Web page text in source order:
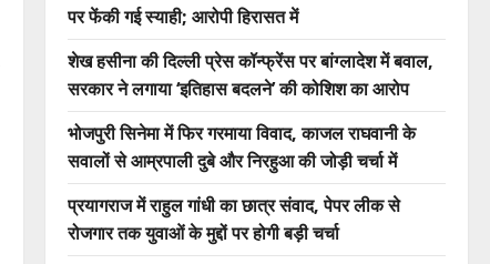
पर फेंकी गई स्याही; आरोपी हिरासत में
शेख हसीना की दिल्ली प्रेस कॉन्फ्रेंस पर बांग्लादेश में बवाल,
सरकार ने लगाया ‘इतिहास बदलने’ की कोशिश का आरोप
भोजपुरी सिनेमा में फिर गरमाया विवाद, काजल राघवानी के
सवालों से आम्रपाली दुबे और निरहुआ की जोड़ी चर्चा में
प्रयागराज में राहुल गांधी का छात्र संवाद, पेपर लीक से
रोजगार तक युवाओं के मुद्दों पर होगी बड़ी चर्चा